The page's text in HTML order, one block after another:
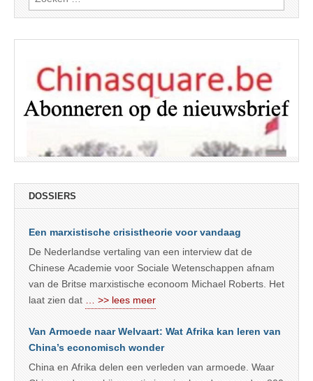
naar:
DOSSIERS
Een marxistische crisistheorie voor vandaag
De Nederlandse vertaling van een interview dat de
Chinese Academie voor Sociale Wetenschappen afnam
van de Britse marxistische econoom Michael Roberts. Het
laat zien dat … >> lees meer
Van Armoede naar Welvaart: Wat Afrika kan leren van
China’s economisch wonder
China en Afrika delen een verleden van armoede. Waar